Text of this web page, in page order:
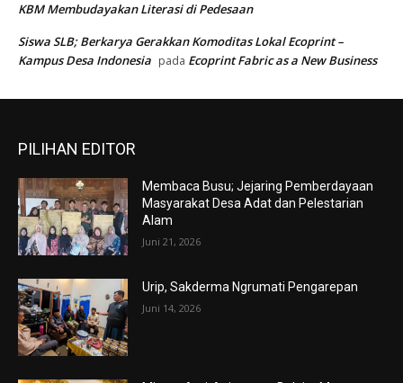
KBM Membudayakan Literasi di Pedesaan
Siswa SLB; Berkarya Gerakkan Komoditas Lokal Ecoprint –
Kampus Desa Indonesia pada Ecoprint Fabric as a New Business
PILIHAN EDITOR
Membaca Busu; Jejaring Pemberdayaan
Masyarakat Desa Adat dan Pelestarian
Alam
Juni 21, 2026
Urip, Sakderma Ngrumati Pengarepan
Juni 14, 2026